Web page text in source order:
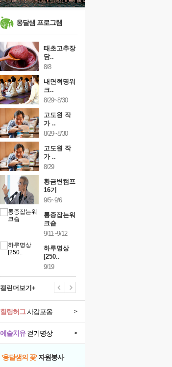
거울 속의 나
희망이란
'모른다'는 것
옹달샘 프로그램
태초고추장
담..
8/8
내면혁명워
크..
8/29~8/30
고도원 작
가 ..
8/29~8/30
고도원 작
가 ..
8/29
황금변캠프
16기
9/5~9/6
통증잡는워
크숍
9/11~9/12
하루명상
[250..
9/19
캘린더보기+
예술치유걷기명상 >
힐링허그사감포옹 >
'옹달샘의 꽃'자원봉사